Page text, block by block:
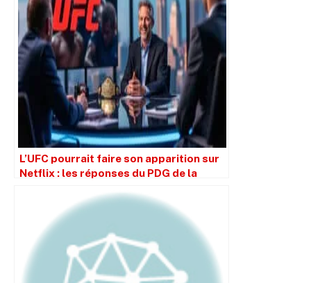
L’UFC pourrait faire son apparition sur
Netflix : les réponses du PDG de la